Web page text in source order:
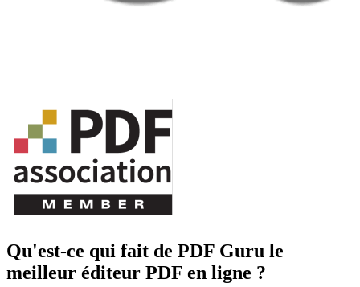
Qu'est-ce qui fait de PDF Guru le
meilleur éditeur PDF en ligne ?